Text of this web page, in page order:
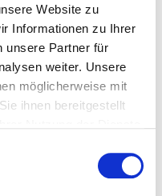
Website zu
Informationen zu Ihrer
unsere Partner für
weiter. Unsere
möglicherweise mit
ihnen bereitgestellt